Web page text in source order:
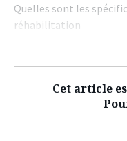
Quelles sont les
réhabilitation
Cet article